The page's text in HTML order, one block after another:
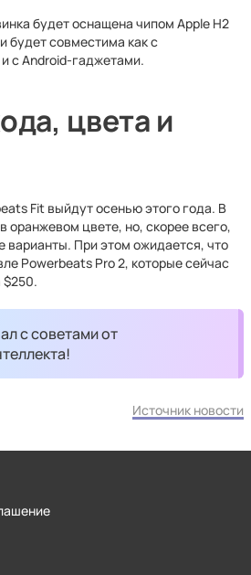
будет оснащена чипом Apple H2
будет совместима как с
с Android-гаджетами.
цвета и
Fit выйдут осенью этого года. В
оранжевом цвете, но, скорее всего,
варианты. При этом ожидается, что
Powerbeats Pro 2, которые сейчас
$250.
с советами от
Источник новости